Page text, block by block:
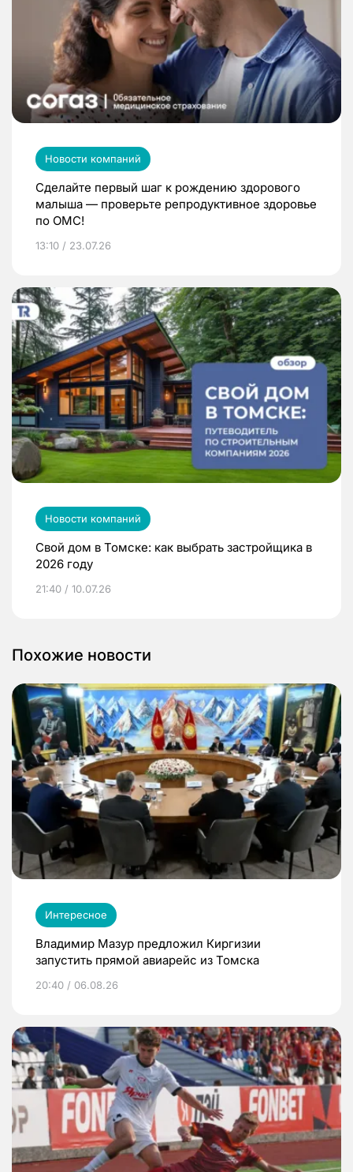
Новости компаний
Сделайте первый шаг к рождению здорового
малыша — проверьте репродуктивное здоровье
по ОМС!
13:10 / 23.07.26
Новости компаний
Свой дом в Томске: как выбрать застройщика в
2026 году
21:40 / 10.07.26
Похожие новости
Интересное
Владимир Мазур предложил Киргизии
запустить прямой авиарейс из Томска
20:40 / 06.08.26